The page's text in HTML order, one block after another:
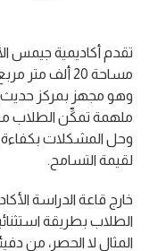
تقدم أكاديمية جيمس
مساحة 20 ألف
وهو مجهز بمركز حديث
ملهمة تمكِّن الطلاب
وحل المشكلات بكفاءة
لقيمة التسامح.
خارج قاعة الدراسة
الطلاب بطريقة
المثال لا الحصر، من